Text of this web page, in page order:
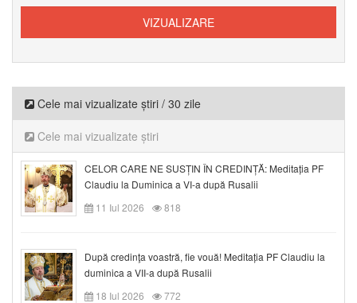
Cele mai vizualizate știri / 30 zile
Cele mai vizualizate știri
CELOR CARE NE SUSȚIN ÎN CREDINȚĂ: Meditația PF
Claudiu la Duminica a VI-a după Rusalii
11 Iul 2026
818
După credinţa voastră, fie vouă! Meditația PF Claudiu la
duminica a VII-a după Rusalii
18 Iul 2026
772